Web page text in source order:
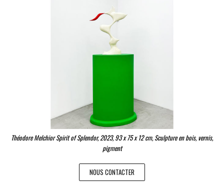
Théodore Melchior Spirit of Splendor, 2023, 93 x 75 x 12 cm, Sculpture en bois, vernis,
pigment
NOUS CONTACTER